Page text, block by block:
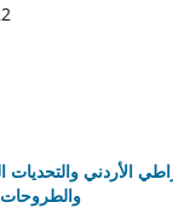
الأردني
والطروحات